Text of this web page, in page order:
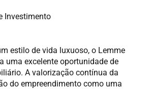
Investimento
estilo de vida luxuoso, o Lemme
uma excelente oportunidade de
A valorização contínua da
do empreendimento como uma